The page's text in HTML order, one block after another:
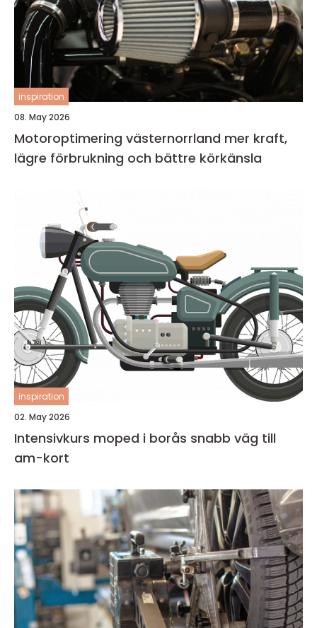
inspiration
08. May 2026
Motoroptimering västernorrland mer kraft,
lägre förbrukning och bättre körkänsla
inspiration
02. May 2026
Intensivkurs moped i borås snabb väg till
am-kort